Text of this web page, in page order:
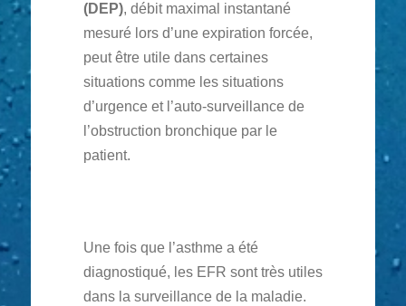
(DEP), débit maximal instantané
mesuré lors d’une expiration forcée,
peut être utile dans certaines
situations comme les situations
d’urgence et l’auto-surveillance de
l’obstruction bronchique par le
patient.
Une fois que l’asthme a été
diagnostiqué, les EFR sont très utiles
dans la surveillance de la maladie.